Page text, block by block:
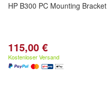
HP B300 PC Mounting Bracket
115,00 €
Kostenloser Versand